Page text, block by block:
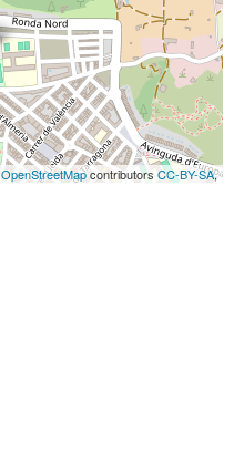
OpenStreetMapcontributors CC-BY-SA,